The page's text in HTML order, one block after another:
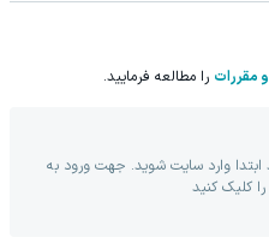
مقررات را مطالعه فرمایید.
ابتدا وارد سایت شوید. جهت ورود به
را کلیک کنید